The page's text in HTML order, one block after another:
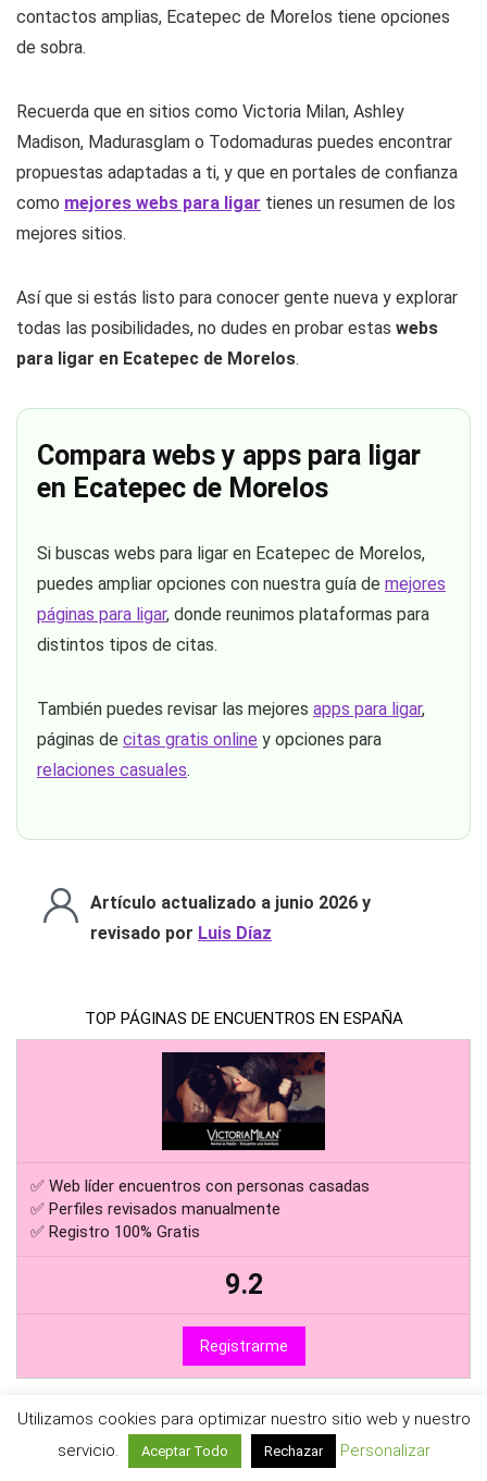
contactos amplias, Ecatepec de Morelos tiene opciones
de sobra.
Recuerda que en sitios como Victoria Milan, Ashley
Madison, Madurasglam o Todomaduras puedes encontrar
propuestas adaptadas a ti, y que en portales de confianza
como mejores webs para ligar tienes un resumen de los
mejores sitios.
Así que si estás listo para conocer gente nueva y explorar
todas las posibilidades, no dudes en probar estas webs
para ligar en Ecatepec de Morelos.
Compara webs y apps para ligar
en Ecatepec de Morelos
Si buscas webs para ligar en Ecatepec de Morelos,
puedes ampliar opciones con nuestra guía de mejores
páginas para ligar, donde reunimos plataformas para
distintos tipos de citas.
También puedes revisar las mejores apps para ligar,
páginas de citas gratis online y opciones para
relaciones casuales.
Artículo actualizado a junio 2026 y
revisado por Luis Díaz
TOP PÁGINAS DE ENCUENTROS EN ESPAÑA
✅ Web líder encuentros con personas casadas
✅ Perfiles revisados manualmente
✅ Registro 100% Gratis
9.2
Registrarme
Utilizamos cookies para optimizar nuestro sitio web y nuestro
servicio.
Aceptar Todo Rechazar Personalizar